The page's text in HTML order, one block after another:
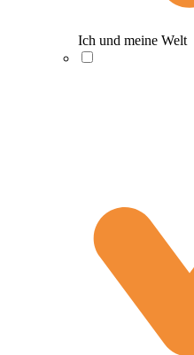
Ich und meine Welt